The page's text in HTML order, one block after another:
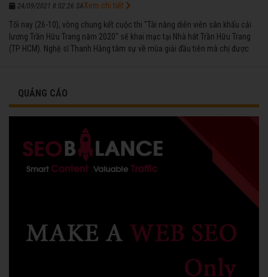
24/09/2021 8:02:26 SA
Tối nay (26-10), vòng chung kết cuộc thi "Tài năng diễn viên sân khấu cải
lương Trần Hữu Trang năm 2020" sẽ khai mạc tại Nhà hát Trần Hữu Trang
(TP HCM). Nghệ sĩ Thanh Hằng tâm sự về mùa giải đầu tiên mà chị được
Xem chi tiết
QUẢNG CÁO